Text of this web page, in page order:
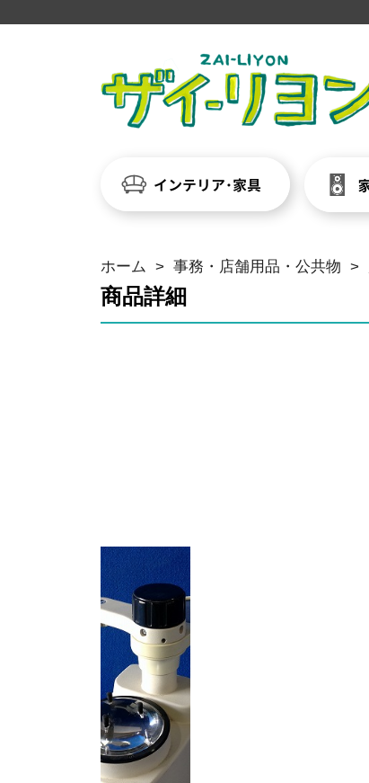
ホーム > 事務・店舗用品・公共物 >
商品詳細